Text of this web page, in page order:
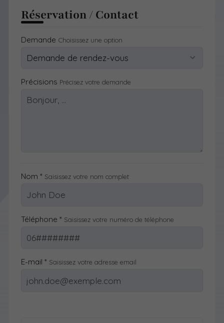
Réservation / Contact
Demande Choisissez une option
Précisions Précisez votre demande
Nom * Saisissez votre nom complet
Téléphone * Saisissez votre numéro de téléphone
E-mail * Saisissez votre adresse email